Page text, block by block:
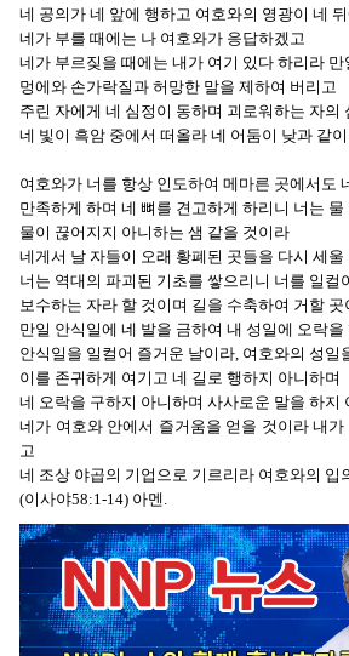
네 공의가 네 앞에 행하고 여호와의 영광이 네
네가 부를 때에는 나 여호와가 응답하겠고
네가 부르짖을 때에는 내가 여기 있다 하리라 만
멍에와 손가락질과 허망한 말을 제하여 버리고
주린 자에게 네 심정이 동하며 괴로워하는 자의
네 빛이 흑암 중에서 떠올라 네 어둠이 낮과 같
여호와가 너를 항상 인도하여 메마른 곳에서도
만족하게 하며 네 뼈를 견고하게 하리니 너는 물
물이 끊어지지 아니하는 샘 같을 것이라
네게서 날 자들이 오래 황폐된 곳들을 다시 세울
너는 역대의 파괴된 기초를 쌓으리니 너를 일컬
보수하는 자라 할 것이며 길을 수축하여 거할
만일 안식일에 네 발을 금하여 내 성일에 오락을
안식일을 일컬어 즐거운 날이라, 여호와의 성일
이를 존귀하게 여기고 네 길로 행하지 아니하며
네 오락을 구하지 아니하며 사사로운 말을 하지
네가 여호와 안에서 즐거움을 얻을 것이라 내
고
네 조상 야곱의 기업으로 기르리라 여호와의 입
(이사야58:1-14) 아멘.